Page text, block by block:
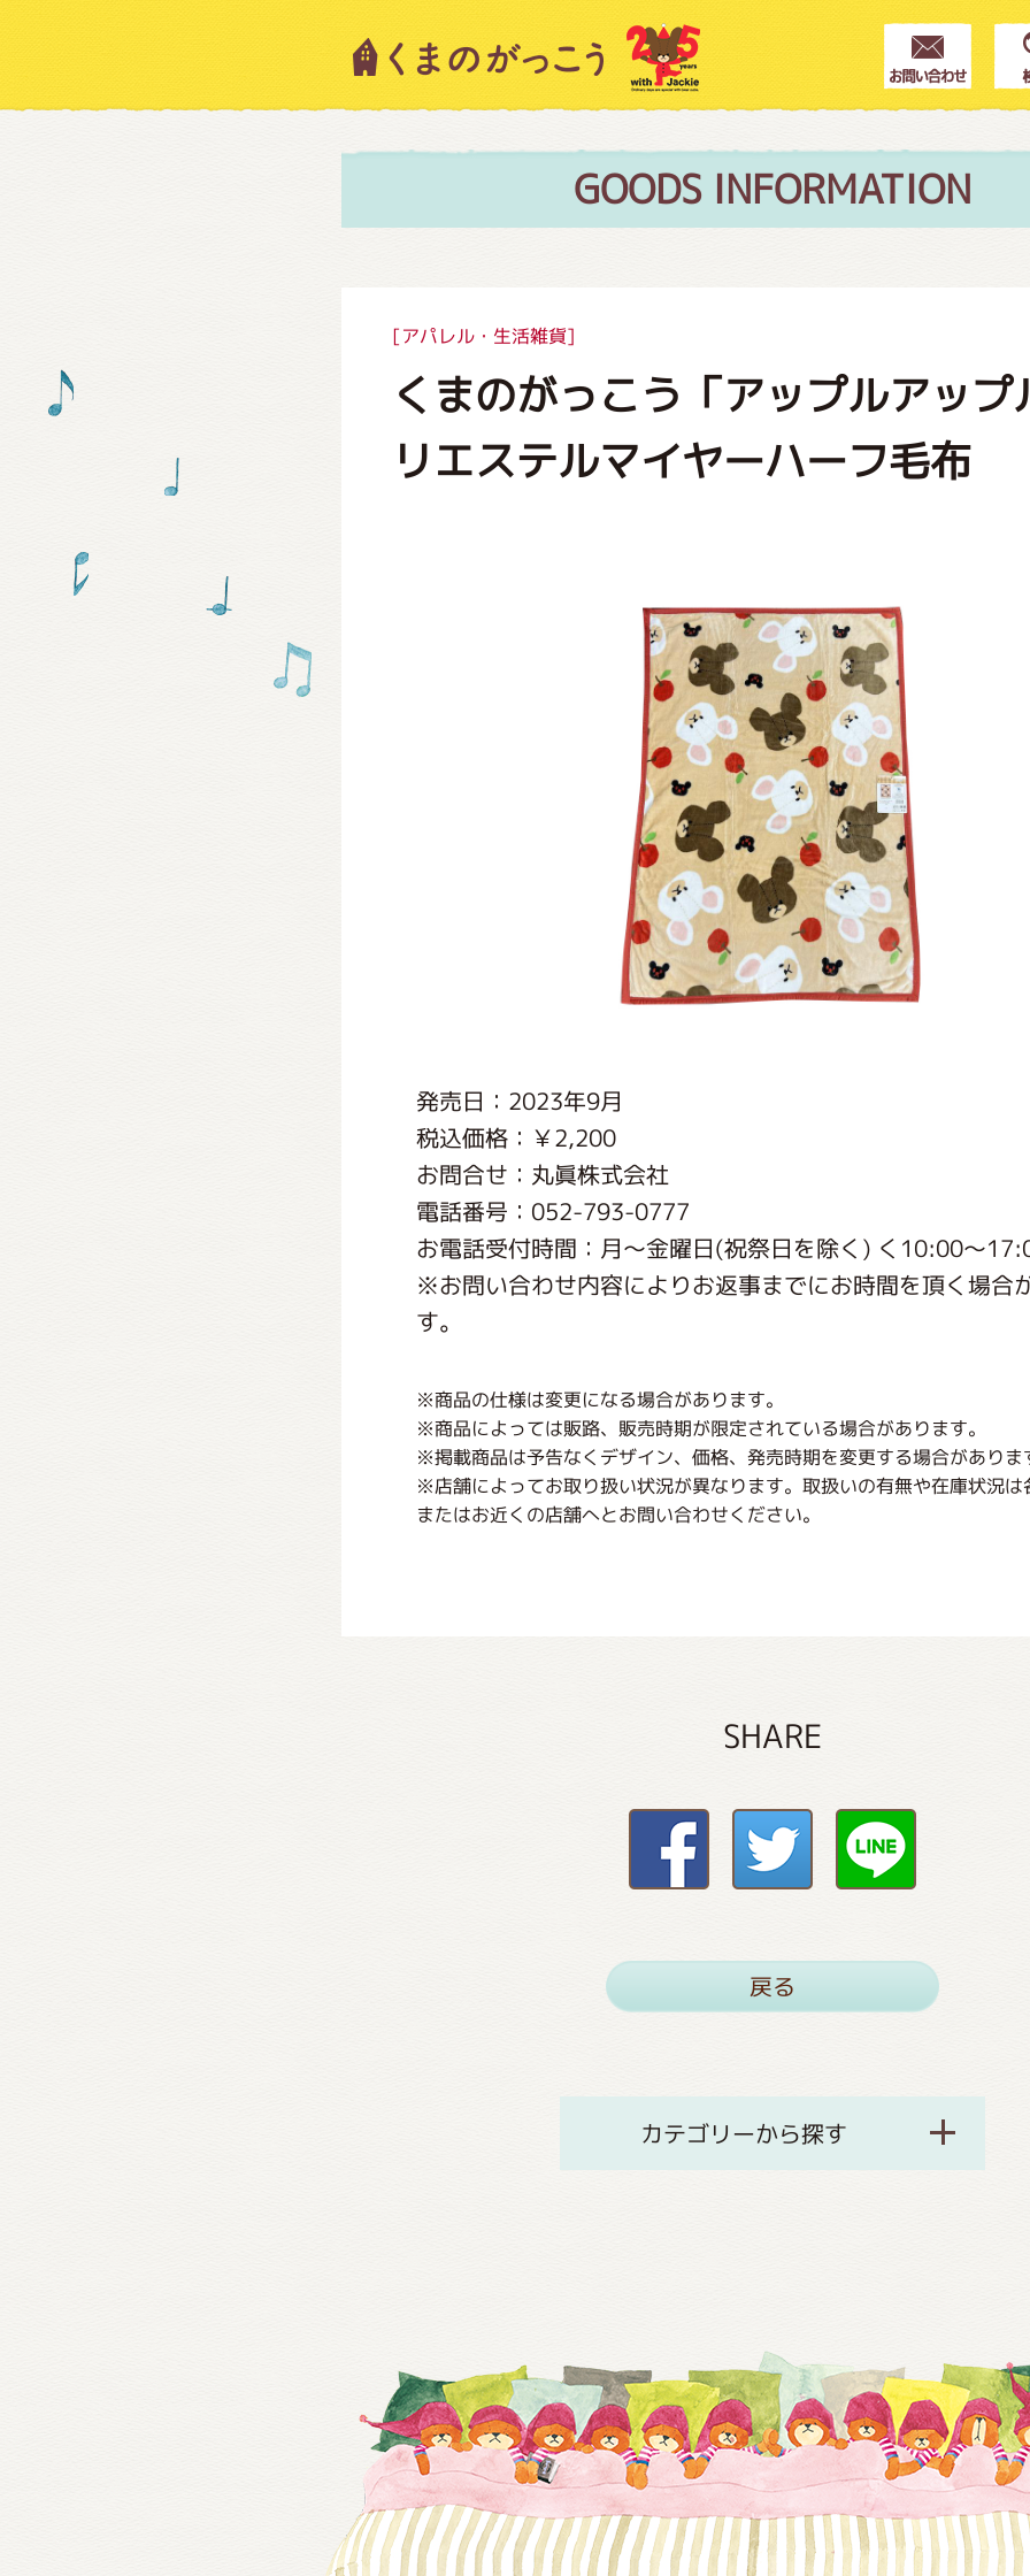
GOODS INFORMATION
[アパレル・生活雑貨]
くまのがっこう「アップルアップ
リエステルマイヤーハーフ毛布
発売日：2023年9月
税込価格：￥2,200
お問合せ：丸眞株式会社
電話番号：052-793-0777
お電話受付時間：月〜金曜日(祝祭日を除く) く10:00～
※お問い合わせ内容によりお返事までにお時間を頂く場合
す。
※商品の仕様は変更になる場合があります。
※商品によっては販路、販売時期が限定されている場合があります。
※掲載商品は予告なくデザイン、価格、発売時期を変更する場合がありま
※店舗によってお取り扱い状況が異なります。取扱いの有無や在庫状況は
またはお近くの店舗へとお問い合わせください。
SHARE
戻る
カテゴリーから探す
キャラクター紹介
絵本・作家紹介
グッズインフォメーション
ミュージカル・コンサート
おたのしみコンテンツ(クイズ・AR・診断・占
チア ジャッキーズ！
くまのがっこう 家庭科部